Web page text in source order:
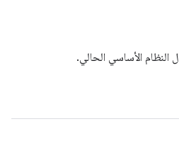
الأساسي الحالي.